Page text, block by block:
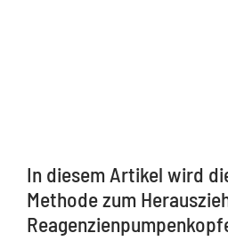
In diesem Artikel wird
Methode zum